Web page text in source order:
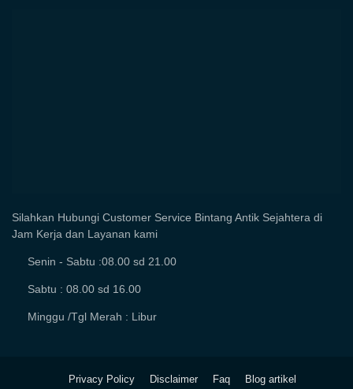
Silahkan Hubungi Customer Service Bintang Antik Sejahtera di
Jam Kerja dan Layanan kami
Senin - Sabtu :08.00 sd 21.00
Sabtu : 08.00 sd 16.00
Minggu /Tgl Merah : Libur
Privacy Policy Disclaimer Faq Blog artikel